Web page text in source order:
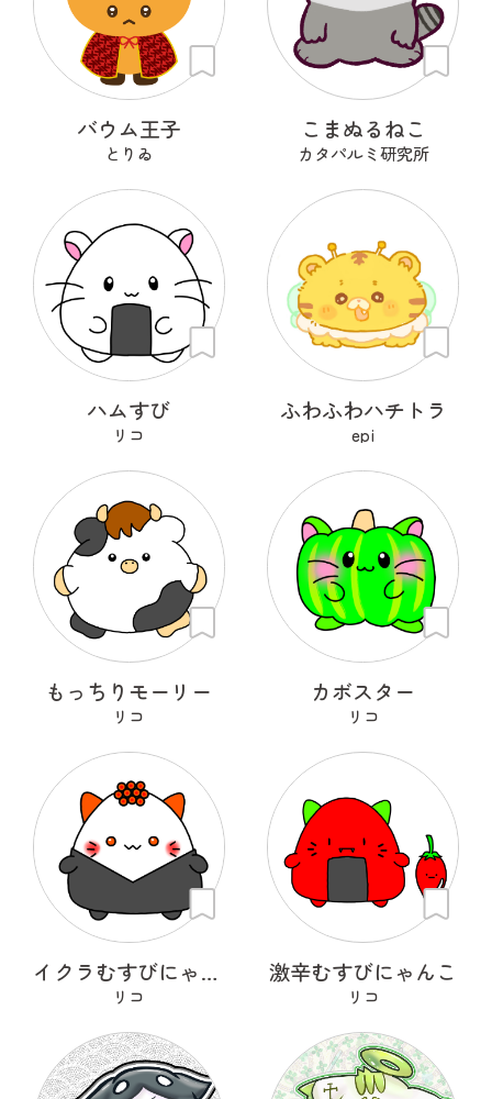
バウム王子
とりゐ
こまぬるねこ
カタパルミ研究所
ハムすび
リコ
ふわふわハチトラ
epi
もっちりモーリー
リコ
カボスター
リコ
イクラむすびにゃんこ
リコ
激辛むすびにゃんこ
リコ